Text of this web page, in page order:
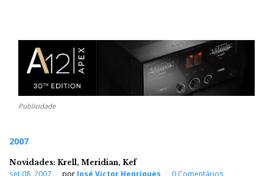
Publicidade
2007
Novidades: Krell, Meridian, Kef
set 08, 2007 por José Victor Henriques 0 Comentários